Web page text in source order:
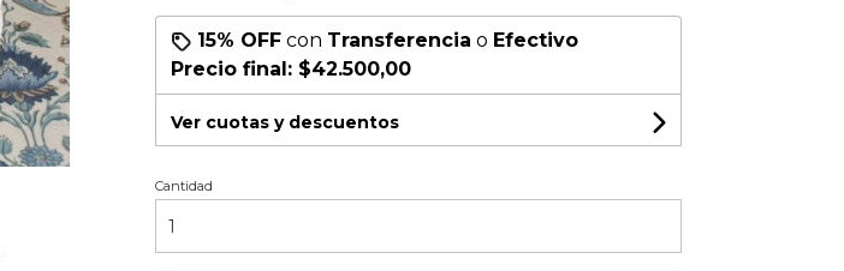
15% OFFcon Transferencia o Efectivo
Precio final: $42.500,00
Ver cuotas y descuentos
Cantidad